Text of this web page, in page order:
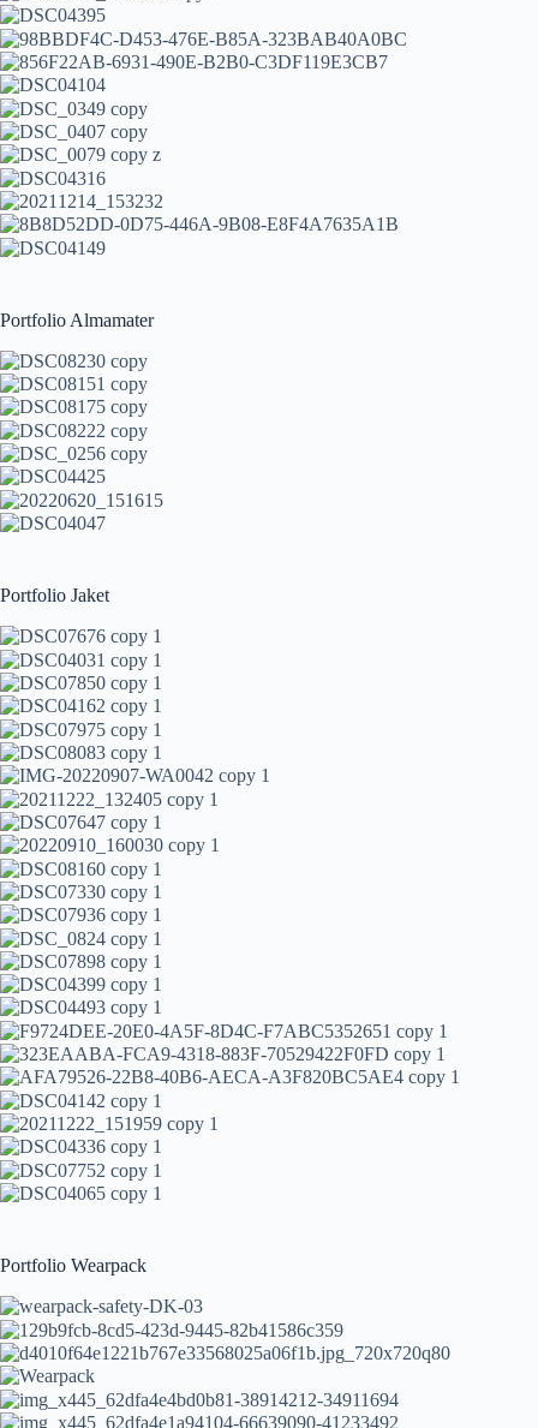
Portfolio Almamater
Portfolio Jaket
Portfolio Wearpack